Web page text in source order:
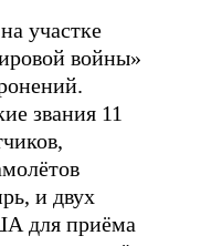
участке
войны»
звания 11
и двух
для приёма